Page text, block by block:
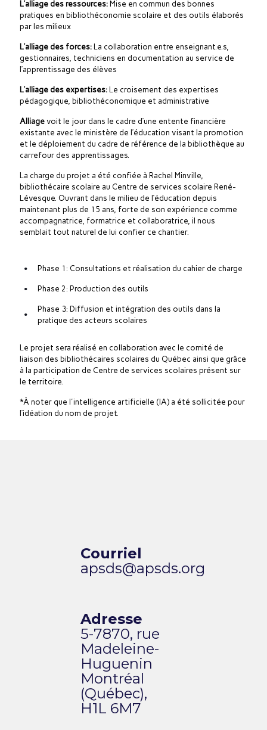
L’alliage des ressources: Mise en commun des bonnes
pratiques en bibliothéconomie scolaire et des outils élaborés
par les milieux
L’alliage des forces: La collaboration entre enseignant.e.s,
gestionnaires, techniciens en documentation au service de
l’apprentissage des élèves
L’alliage des expertises: Le croisement des expertises
pédagogique, bibliothéconomique et administrative
Alliage voit le jour dans le cadre d’une entente financière
existante avec le ministère de l’éducation visant la promotion
et le déploiement du cadre de référence de la bibliothèque au
carrefour des apprentissages.
La charge du projet a été confiée à Rachel Minville,
bibliothécaire scolaire au Centre de services scolaire René-
Lévesque. Ouvrant dans le milieu de l’éducation depuis
maintenant plus de 15 ans, forte de son expérience comme
accompagnatrice, formatrice et collaboratrice, il nous
semblait tout naturel de lui confier ce chantier.
Phase 1: Consultations et réalisation du cahier de charge
Phase 2: Production des outils
Phase 3: Diffusion et intégration des outils dans la
pratique des acteurs scolaires
Le projet sera réalisé en collaboration avec le comité de
liaison des bibliothécaires scolaires du Québec ainsi que grâce
à la participation de Centre de services scolaires présent sur
le territoire.
*À noter que l'intelligence artificielle (IA) a été sollicitée pour
l’idéation du nom de projet.
Courriel
apsds@apsds.org
Adresse
5-7870, rue
Madeleine-
Huguenin
Montréal
(Québec),
H1L 6M7